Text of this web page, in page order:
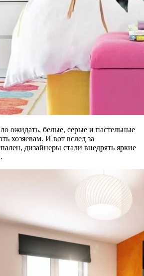
ожидать, белые, серые и пастельные
хозяевам. И вот вслед за
дизайнеры стали внедрять яркие